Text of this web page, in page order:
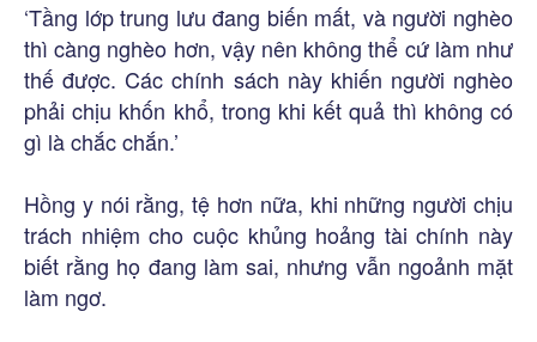
‘Tầng lớp trung lưu đang biến mất, và người nghèo
thì càng nghèo hơn, vậy nên không thể cứ làm như
thế được. Các chính sách này khiến người nghèo
phải chịu khốn khổ, trong khi kết quả thì không có
gì là chắc chắn.’
Hồng y nói rằng, tệ hơn nữa, khi những người chịu
trách nhiệm cho cuộc khủng hoảng tài chính này
biết rằng họ đang làm sai, nhưng vẫn ngoảnh mặt
làm ngơ.